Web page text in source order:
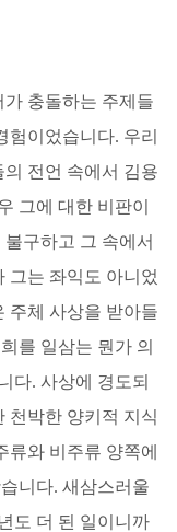
충돌하는 주제들
험이었습니다. 우리
전언 속에서 김용
그에 대한 비판이
구하고 그 속에서
그는 좌익도 아니었
주체 사상을 받아들
를 일삼는 뭔가 의
다. 사상에 경도되
천박한 양키적 지식
류와 비주류 양쪽에
니다. 새삼스러울
도 더 된 일이니까